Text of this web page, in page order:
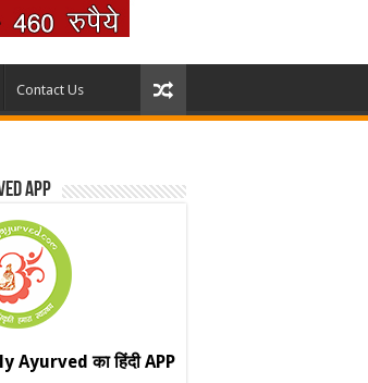
Contact Us
App
Ayurved का हिंदी APP